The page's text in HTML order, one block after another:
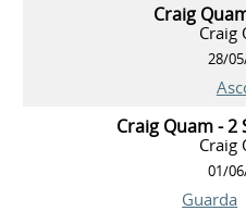
Craig
Craig
28/
Craig Quam - 2
Craig
01/
Guarda